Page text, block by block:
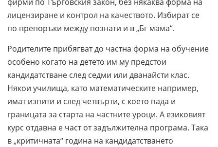
лицензиране и контрол на качеството. Избират се
по препоръки между познати и в „Бг мама“.
Родителите прибягват до частна форма на обучение
особено когато на детето им му предстои
кандидатстване след седми или дванайсти клас.
Някои училища, като математическите например,
имат изпити и след четвърти, с което пада и
границата за старта на частните уроци. А езиковият
курс отдавна е част от задължителна програма. Така
в „критичната“ година на кандидатстването